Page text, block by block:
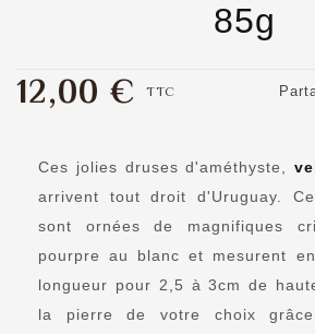
85g
12,00 € TTC
Ces jolies druses d'améthyste,
arrivent tout droit d'Uruguay.
sont ornées de magnifiques
pourpre au blanc et mesurent
longueur pour 2,5 à 3cm de
la pierre de votre choix